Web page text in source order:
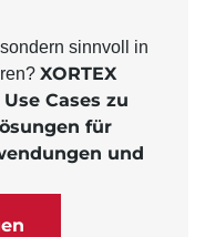
sinnvoll in
XORTEX
Cases zu
für
und